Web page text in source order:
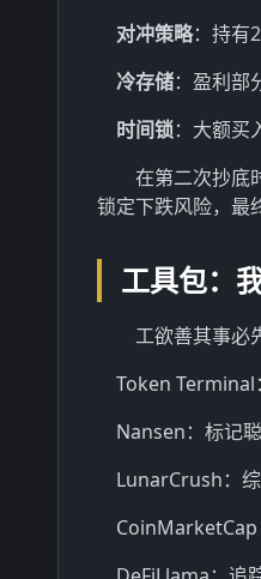
对冲策略：持有
冷存储：盈利部
时间锁：大额买
在第二次抄底
锁定下跌风险，最
工具包：
工欲善其事必
Token Terminal
Nansen：标记
LunarCrush：
CoinMarketCap